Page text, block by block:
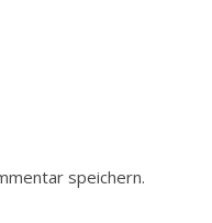
speichern.